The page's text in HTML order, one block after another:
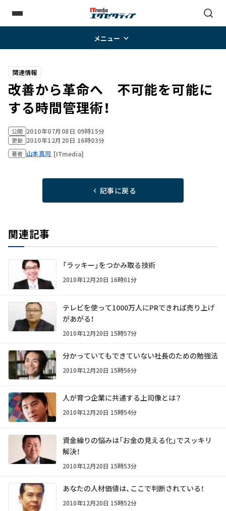
メニュー
関連情報
改善から革命へ 不可能を可能に
する時間管理術！
公開 2010年07月08日 09時15分
更新 2010年12月20日 16時03分
著者 山本真司 [ITmedia]
記事に戻る
関連記事
「ラッキー」をつかみ取る技術
2010年12月20日 16時01分
テレビを使って1000万人にPRできれば売り上げ
があがる！
2010年12月20日 15時57分
分かっていてもできていない社長のための勉強法
2010年12月20日 15時56分
人が育つ企業に共通する上司像とは？
2010年12月20日 15時54分
資金繰りの悩みは「お金の見える化」でスッキリ
解決！
2010年12月20日 15時53分
あなたの人材価値は、ここで判断されている！
2010年12月20日 15時52分